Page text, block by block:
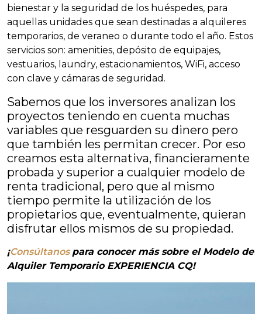
bienestar y la seguridad de los huéspedes, para
aquellas unidades que sean destinadas a alquileres
temporarios, de veraneo o durante todo el año. Estos
servicios son: amenities, depósito de equipajes,
vestuarios, laundry, estacionamientos, WiFi, acceso
con clave y cámaras de seguridad.
Sabemos que los inversores analizan los
proyectos teniendo en cuenta muchas
variables que resguarden su dinero pero
que también les permitan crecer. Por eso
creamos esta alternativa, financieramente
probada y superior a cualquier modelo de
renta tradicional, pero que al mismo
tiempo permite la utilización de los
propietarios que, eventualmente, quieran
disfrutar ellos mismos de su propiedad.
¡Consúltanospara conocer más sobre el Modelo de
Alquiler Temporario EXPERIENCIA CQ!